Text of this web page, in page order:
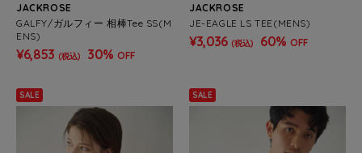
JACKROSE
GALFY/ガルフィー 相棒Tee SS(M
ENS)
¥6,853 (税込) 30% OFF
JACKROSE
JE-EAGLE LS TEE(MENS)
¥3,036 (税込) 60% OFF
SALE SALE